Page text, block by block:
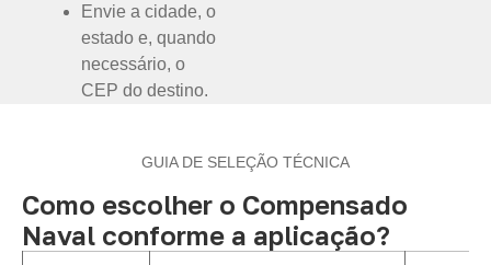
Envie a cidade, o
estado e, quando
necessário, o
CEP do destino.
GUIA DE SELEÇÃO TÉCNICA
Como escolher o Compensado
Naval conforme a aplicação?